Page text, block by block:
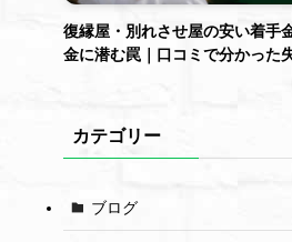
復縁屋・別れさせ屋の安い着手
金に潜む罠｜口コミで分かった
カテゴリー
ブログ